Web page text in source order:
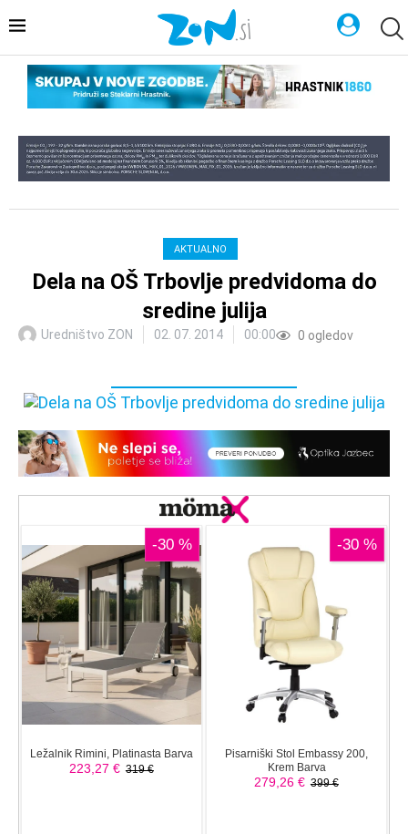
AKTUALNO
Dela na OŠ Trbovlje predvidoma do
sredine julija
Uredništvo ZON 02. 07. 2014 00:00 0 ogledov